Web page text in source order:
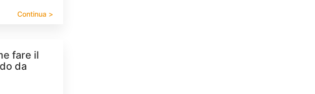
Continua >
fare il
da